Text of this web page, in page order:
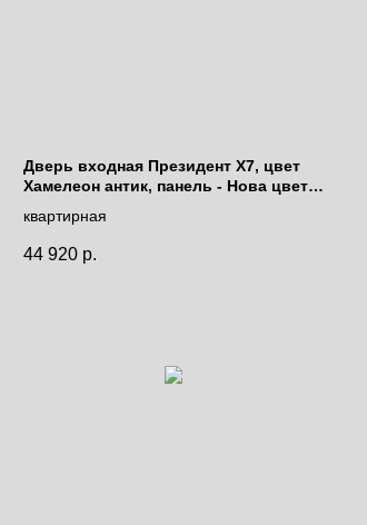
Дверь входная Президент Х7, цвет
Хамелеон антик, панель - Нова цвет
квартирная
44 920 р.